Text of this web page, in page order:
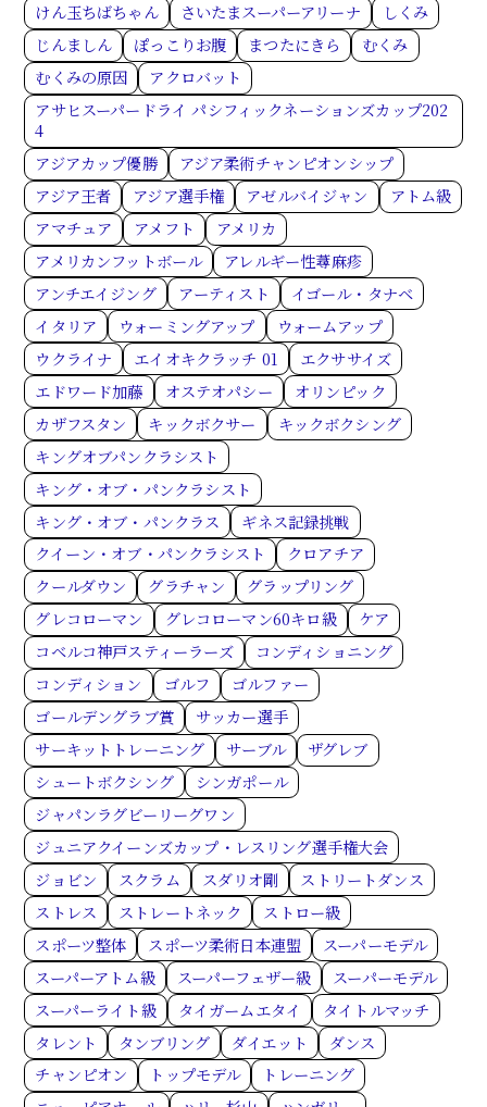
けん玉ちばちゃん
さいたまスーパーアリーナ
しくみ
じんましん
ぽっこりお腹 まつたにきら
むくみ
むくみの原因
アクロバット
アサヒスーパードライ パシフィックネーションズカップ202
4
アジアカップ優勝
アジア柔術チャンピオンシップ
アジア王者
アジア選手権 アゼルバイジャン
アトム級
アマチュア
アメフト
アメリカ
アメリカンフットボール
アレルギー性蕁麻疹
アンチエイジング
アーティスト
イゴール・タナベ
イタリア
ウォーミングアップ
ウォームアップ
ウクライナ
エイオキクラッチ 01
エクササイズ
エドワード加藤
オステオパシー
オリンピック
カザフスタン
キックボクサー
キックボクシング
キングオブパンクラシスト
キング・オブ・パンクラシスト
キング・オブ・パンクラス
ギネス記録挑戦
クイーン・オブ・パンクラシスト
クロアチア
クールダウン
グラチャン
グラップリング
グレコローマン
グレコローマン60キロ級
ケア
コベルコ神戸スティーラーズ
コンディショニング
コンディション
ゴルフ
ゴルファー
ゴールデングラブ賞
サッカー選手
サーキットトレーニング
サーブル
ザグレブ
シュートボクシング
シンガポール
ジャパンラグビーリーグワン
ジュニアクイーンズカップ・レスリング選手権大会
ジョビン
スクラム スダリオ剛
ストリートダンス
ストレス
ストレートネック
ストロー級
スポーツ整体
スポーツ柔術日本連盟
スーパーモデル
スーパーアトム級
スーパーフェザー級
スーパーモデル
スーパーライト級
タイガームエタイ
タイトルマッチ
タレント
タンブリング ダイエット
ダンス
チャンピオン
トップモデル
トレーニング